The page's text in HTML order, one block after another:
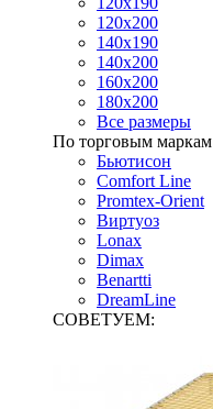
120х200
140х190
140х200
160х200
180х200
Все размеры
По торговым маркам
Бьютисон
Comfort Line
Promtex-Orient
Виртуоз
Lonax
Dimax
Benartti
DreamLine
СОВЕТУЕМ: